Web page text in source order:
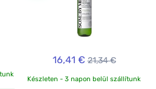
16,41 € 21,34 €
Készleten - 3 napon belül szállítunk